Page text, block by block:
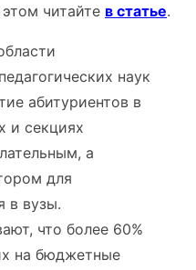
читайте в статье.
наук
абитуриентов в
и секциях
а
для
в вузы.
что более 60%
на бюджетные